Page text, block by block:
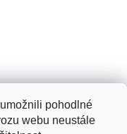
pohodlné
webu neustále
Bing